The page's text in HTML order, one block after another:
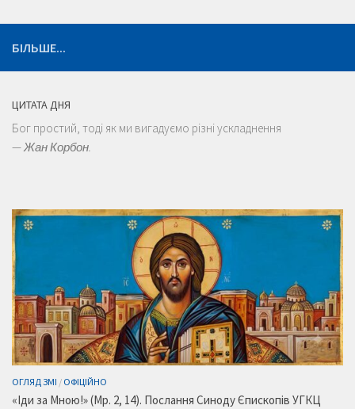
БІЛЬШЕ...
ЦИТАТА ДНЯ
Бог простий, тоді як ми вигадуємо різні ускладнення
—Жан Корбон.
ОГЛЯД ЗМІ / ОФІЦІЙНО
«Іди за Мною!» (Мр. 2, 14). Послання Синоду Єпископів УГКЦ